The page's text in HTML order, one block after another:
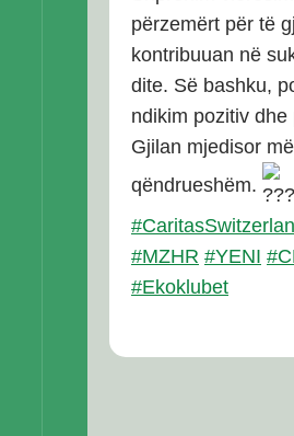
përzemërt për të
kontribuuan në
dite. Së bashku,
ndikim pozitiv
Gjilan mjedisor
qëndrueshëm.
#MZHR #YENI
#Ekoklubet